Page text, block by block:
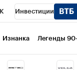
Инвестиции
Город
Изнанка Легенды